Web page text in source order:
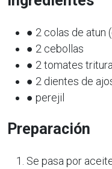
● 2 colas de atun
● 2 cebollas
● 2 tomates
● 2 dientes de
● perejil
Preparación
Se pasa por